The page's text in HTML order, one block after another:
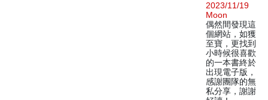
2023/11/19
Moon
偶然間發現這
個網站，如獲
至寶，更找到
小時候很喜歡
的一本書終於
出現電子版，
感謝團隊的無
私分享，謝謝